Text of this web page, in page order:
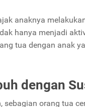
anaknya
hanya menjadi
tua dengan anak
dengan
orang tua